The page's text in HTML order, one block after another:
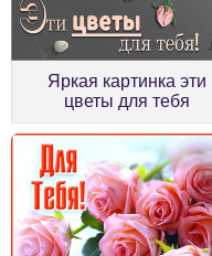
Яркая картинка эти
цветы для тебя